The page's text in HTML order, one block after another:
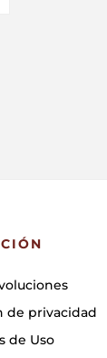
de privacidad
de Uso